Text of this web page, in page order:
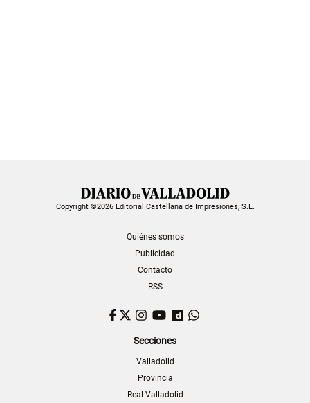
Copyright ©2026 Editorial Castellana de Impresiones, S.L.
Quiénes somos
Publicidad
Contacto
RSS
Facebook
TwitterInstagram
YouTubeDailymotion
Secciones
Valladolid
Provincia
Real Valladolid